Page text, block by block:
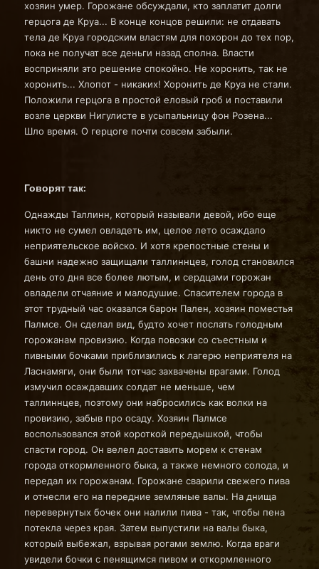
хозяин умер. Горожане обсуждали, кто заплатит долги
герцога де Круа... В конце концов решили: не отдавать
тела де Круа городским властям для похорон до тех пор,
пока не получат все деньги назад сполна. Власти
восприняли это решение спокойно. Не хоронить, так не
хоронить... Хлопот - никаких! Хоронить де Круа не стали.
Положили герцога в простой еловый гроб и поставили
возле церкви Нигулисте в усыпальницу фон Розена...
Шло время. О герцоге почти совсем забыли.
Говорят так:
Однажды Таллинн, который называли девой, ибо еще
никто не сумел овладеть им, целое лето осаждало
неприятельское войско. И хотя крепостные стены и
башни надежно защищали таллиннцев, голод становился
день ото дня все более лютым, и сердцами горожан
овладели отчаяние и малодушие. Спасителем города в
этот трудный час оказался барон Пален, хозяин поместья
Палмсе. Он сделал вид, будто хочет послать голодным
горожанам провизию. Когда повозки со съестным и
пивными бочками приблизились к лагерю неприятеля на
Ласнамяги, они были тотчас захвачены врагами. Голод
измучил осаждавших солдат не меньше, чем
таллиннцев, поэтому они набросились как волки на
провизию, забыв про осаду. Хозяин Палмсе
воспользовался этой короткой передышкой, чтобы
спасти город. Он велел доставить морем к стенам
города откормленного быка, а также немного солода, и
передал их горожанам. Горожане сварили свежего пива
и отнесли его на передние земляные валы. На днища
перевернутых бочек они налили пива - так, чтобы пена
потекла через края. Затем выпустили на валы быка,
который выбежал, взрывая рогами землю. Когда враги
увидели бочки с пенящимся пивом и откормленного